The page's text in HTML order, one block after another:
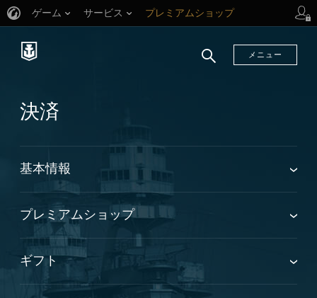
ゲーム サービス プレミアムショップ
メニュー
決済
基本情報
プレミアムショップ
ギフト